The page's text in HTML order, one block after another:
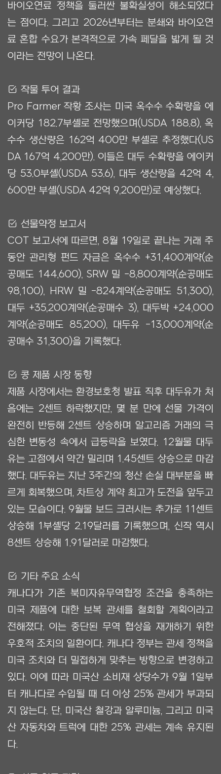
바이오연료 정책을 둘러싼 불확실성이 해소되었다
는 점이다. 그리고 2026년부터는 분쇄와 바이오연
료 혼합 수요가 본격적으로 가속 페달을 밟게 될 것
이라는 전망이 나온다.
Ẋ 작물 투어 결과
Pro Farmer 작황 조사는 미국 옥수수 수확량을 에
이커당 182.7부셸로 전망했으며(USDA 188.8), 옥
수수 생산량은 162억 400만 부셸로 추정했다(US
DA 167억 4,200만). 이들은 대두 수확량을 에이커
당 53.0부셸(USDA 53.6), 대두 생산량을 42억 4,
600만 부셸(USDA 42억 9,200만)로 예상했다.
Ẋ 선물약정 보고서
COT 보고서에 따르면, 8월 19일로 끝나는 거래 주
동안 관리형 펀드 자금은 옥수수 +31,400계약(순
공매도 144,600), SRW 밀 -8,800계약(순공매도
98,100), HRW 밀 -824계약(순공매도 51,300),
대두 +35,200계약(순공매수 3), 대두박 +24,000
계약(순공매도 85,200), 대두유 -13,000계약(순
공매수 31,300)을 기록했다.
Ẋ 콩 제품 시장 동향
제품 시장에서는 환경보호청 발표 직후 대두유가 처
음에는 2센트 하락했지만, 몇 분 만에 선물 가격이
완전히 반등해 2센트 상승하며 알고리즘 거래의 극
심한 변동성 속에서 급등락을 보였다. 12월물 대두
유는 고점에서 약간 밀리며 1.45센트 상승으로 마감
했다. 대두유는 지난 3주간의 청산 손실 대부분을 빠
르게 회복했으며, 차트상 계약 최고가 도전을 앞두고
있는 모습이다. 9월물 보드 크러시는 추가로 11센트
상승해 1부셸당 2.19달러를 기록했으며, 신작 역시
8센트 상승해 1.91달러로 마감했다.
Ẋ 기타 주요 소식
캐나다가 기존 북미자유무역협정 조건을 충족하는
미국 제품에 대한 보복 관세를 철회할 계획이라고
전해졌다. 이는 중단된 무역 협상을 재개하기 위한
우호적 조치의 일환이다. 캐나다 정부는 관세 정책을
미국 조치와 더 밀접하게 맞추는 방향으로 변경하고
있다. 이에 따라 미국산 소비재 상당수가 9월 1일부
터 캐나다로 수입될 때 더 이상 25% 관세가 부과되
지 않는다. 단, 미국산 철강과 알루미늄, 그리고 미국
산 자동차와 트럭에 대한 25% 관세는 계속 유지된
다.